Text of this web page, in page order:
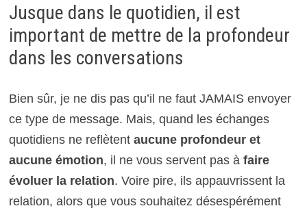
Jusque dans le quotidien, il est
important de mettre de la profondeur
dans les conversations
Bien sûr, je ne dis pas qu’il ne faut JAMAIS envoyer
ce type de message. Mais, quand les échanges
quotidiens ne reflètent aucune profondeur et
aucune émotion, il ne vous servent pas à faire
évoluer la relation. Voire pire, ils appauvrissent la
relation, alors que vous souhaitez désespérément